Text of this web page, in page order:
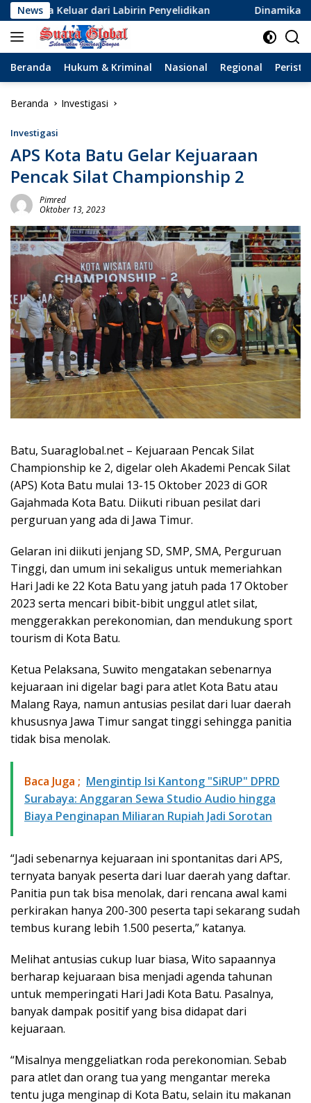
Langsung
ke
konten
News
dari Labirin Penyelidikan Dinamika Baru Sepak Bola
Beranda Hukum & Kriminal Nasional Regional
Beranda Investigasi
Investigasi
APS Kota Batu Gelar Kejuaraan
Pencak Silat Championship 2
Pimred
Oktober 13, 2023
Batu, Suaraglobal.net – Kejuaraan Pencak Silat
Championship ke 2, digelar oleh Akademi Pencak Silat
(APS) Kota Batu mulai 13-15 Oktober 2023 di GOR
Gajahmada Kota Batu. Diikuti ribuan pesilat dari
perguruan yang ada di Jawa Timur.
Gelaran ini diikuti jenjang SD, SMP, SMA, Perguruan
Tinggi, dan umum ini sekaligus untuk memeriahkan
Hari Jadi ke 22 Kota Batu yang jatuh pada 17 Oktober
2023 serta mencari bibit-bibit unggul atlet silat,
menggerakkan perekonomian, dan mendukung sport
tourism di Kota Batu.
Ketua Pelaksana, Suwito mengatakan sebenarnya
kejuaraan ini digelar bagi para atlet Kota Batu atau
Malang Raya, namun antusias pesilat dari luar daerah
khususnya Jawa Timur sangat tinggi sehingga panitia
tidak bisa menolak.
Baca Juga ; ​Mengintip Isi Kantong "SiRUP" DPRD
Surabaya: Anggaran Sewa Studio Audio hingga
Biaya Penginapan Miliaran Rupiah Jadi Sorotan
“Jadi sebenarnya kejuaraan ini spontanitas dari APS,
ternyata banyak peserta dari luar daerah yang daftar.
Panitia pun tak bisa menolak, dari rencana awal kami
perkirakan hanya 200-300 peserta tapi sekarang sudah
tembus kurang lebih 1.500 peserta,” katanya.
Melihat antusias cukup luar biasa, Wito sapaannya
berharap kejuaraan bisa menjadi agenda tahunan
untuk memperingati Hari Jadi Kota Batu. Pasalnya,
banyak dampak positif yang bisa didapat dari
kejuaraan.
“Misalnya menggeliatkan roda perekonomian. Sebab
para atlet dan orang tua yang mengantar mereka
tentu juga menginap di Kota Batu, selain itu makanan